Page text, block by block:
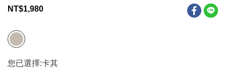
NT$1,980
您已選擇:卡其